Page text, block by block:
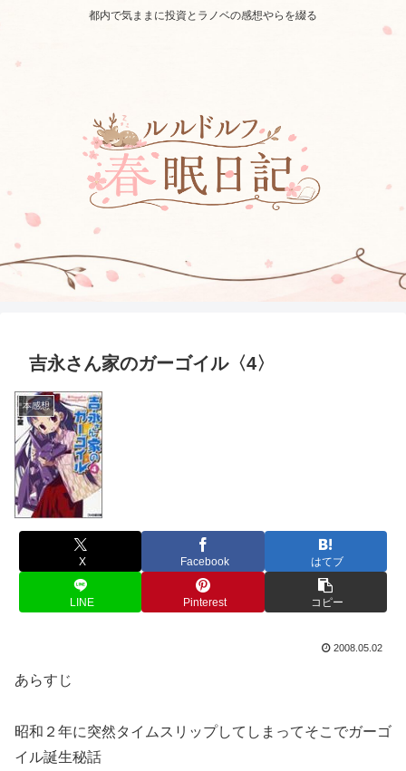
都内で気ままに投資とラノベの感想やらを綴る
吉永さん家のガーゴイル〈4〉
本感想
X Facebook はてブ
LINE Pinterest コピー
2008.05.02
あらすじ
昭和２年に突然タイムスリップしてしまってそこでガーゴ
イル誕生秘話